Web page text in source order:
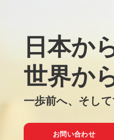
日本か
世界か
一歩前へ、そし
お問い合わせ